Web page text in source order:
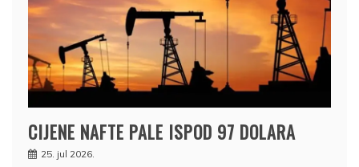
CIJENE NAFTE PALE ISPOD 97 DOLARA
25. jul 2026.